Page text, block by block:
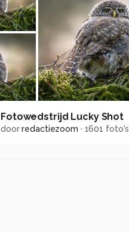
Fotowedstrijd Lucky Shot
doorredactiezoom · 1601 foto's